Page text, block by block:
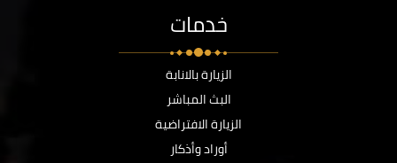
خدمات
الزيارة بالانابة
البث المباشر
الزيارة الافتراضية
أوراد وأذكار